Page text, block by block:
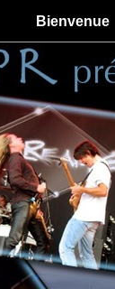
Bienvenue